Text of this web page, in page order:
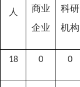
人
商业
企业
科研
机构
18 0 0